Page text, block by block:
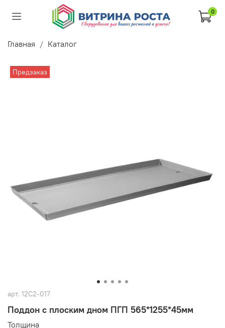
0
Главная Каталог
Предзаказ
арт. 12С2-017
Поддон с плоским дном ПГП 565*1255*45мм
Толщина